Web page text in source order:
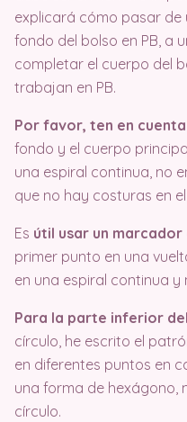
explicará cómo pasar de
fondo del bolso en PB, a
completar el cuerpo del
trabajan en PB.
Por favor, ten en
fondo y el cuerpo
una espiral continua, no
que no hay costuras en
Es útil usar un
primer punto en una
en una espiral continua y
Para la parte inferior
círculo, he escrito el
en diferentes puntos en
una forma de hexágono,
círculo.